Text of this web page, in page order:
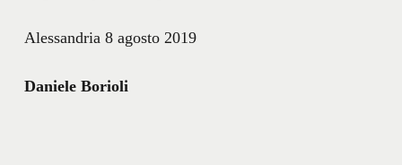
Alessandria 8 agosto 2019
Daniele Borioli